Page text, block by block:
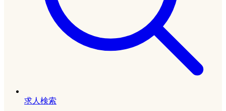
求人検索